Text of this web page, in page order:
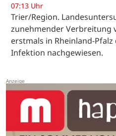
07:13 Uhr
Trier/Region.
zunehmender Verbreitung
erstmals in Rheinland-
Infektion nachgewiesen.